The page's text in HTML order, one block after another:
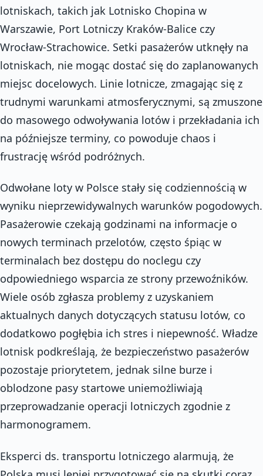
lotniskach, takich jak Lotnisko Chopina w
Warszawie, Port Lotniczy Kraków-Balice czy
Wrocław-Strachowice. Setki pasażerów utknęły na
lotniskach, nie mogąc dostać się do zaplanowanych
miejsc docelowych. Linie lotnicze, zmagając się z
trudnymi warunkami atmosferycznymi, są zmuszone
do masowego odwoływania lotów i przekładania ich
na późniejsze terminy, co powoduje chaos i
frustrację wśród podróżnych.
Odwołane loty w Polsce stały się codziennością w
wyniku nieprzewidywalnych warunków pogodowych.
Pasażerowie czekają godzinami na informacje o
nowych terminach przelotów, często śpiąc w
terminalach bez dostępu do noclegu czy
odpowiedniego wsparcia ze strony przewoźników.
Wiele osób zgłasza problemy z uzyskaniem
aktualnych danych dotyczących statusu lotów, co
dodatkowo pogłębia ich stres i niepewność. Władze
lotnisk podkreślają, że bezpieczeństwo pasażerów
pozostaje priorytetem, jednak silne burze i
oblodzone pasy startowe uniemożliwiają
przeprowadzanie operacji lotniczych zgodnie z
harmonogramem.
Eksperci ds. transportu lotniczego alarmują, że